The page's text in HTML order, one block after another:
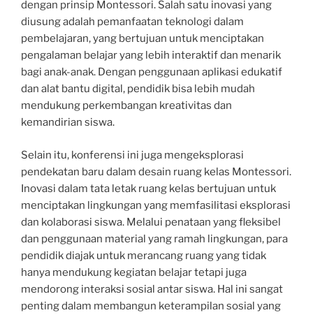
dengan prinsip Montessori. Salah satu inovasi yang
diusung adalah pemanfaatan teknologi dalam
pembelajaran, yang bertujuan untuk menciptakan
pengalaman belajar yang lebih interaktif dan menarik
bagi anak-anak. Dengan penggunaan aplikasi edukatif
dan alat bantu digital, pendidik bisa lebih mudah
mendukung perkembangan kreativitas dan
kemandirian siswa.
Selain itu, konferensi ini juga mengeksplorasi
pendekatan baru dalam desain ruang kelas Montessori.
Inovasi dalam tata letak ruang kelas bertujuan untuk
menciptakan lingkungan yang memfasilitasi eksplorasi
dan kolaborasi siswa. Melalui penataan yang fleksibel
dan penggunaan material yang ramah lingkungan, para
pendidik diajak untuk merancang ruang yang tidak
hanya mendukung kegiatan belajar tetapi juga
mendorong interaksi sosial antar siswa. Hal ini sangat
penting dalam membangun keterampilan sosial yang